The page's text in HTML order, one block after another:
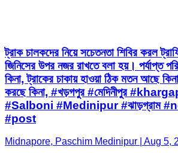
ট্রাক চালকদের নিয়ে সচেতনতা শিবির করল
জিনিসের উপর নজর রাখতে বলা হয়। পর্যাপ্ত
কিনা, ট্রাকের চাকায় হাওয়া ঠিক মতন আছে
করছে কিনা, #খড়গপুর #মেদিনীপুর
#Salboni #Medinipur #ঝাড়গ্রাম
#post
Midnapore, Paschim Medinipur | Aug 5,